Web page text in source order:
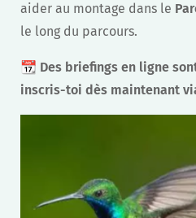
aider au montage dans le
le long du parcours.
📆 Des briefings en ligne
inscris-toi dès maintenant